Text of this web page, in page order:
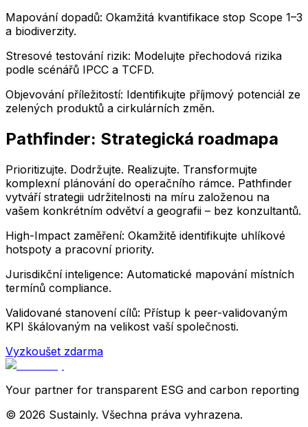
Mapování dopadů: Okamžitá kvantifikace stop Scope 1–3
a biodiverzity.
Stresové testování rizik: Modelujte přechodová rizika
podle scénářů IPCC a TCFD.
Objevování příležitostí: Identifikujte příjmový potenciál ze
zelených produktů a cirkulárních změn.
Pathfinder: Strategická roadmapa
Prioritizujte. Dodržujte. Realizujte. Transformujte
komplexní plánování do operačního rámce. Pathfinder
vytváří strategii udržitelnosti na míru založenou na
vašem konkrétním odvětví a geografii – bez konzultantů.
High-Impact zaměření: Okamžitě identifikujte uhlíkové
hotspoty a pracovní priority.
Jurisdikční inteligence: Automatické mapování místních
termínů compliance.
Validované stanovení cílů: Přístup k peer-validovaným
KPI škálovaným na velikost vaší společnosti.
Vyzkoušet zdarma
Your partner for transparent ESG and carbon reporting
© 2026 Sustainly. Všechna práva vyhrazena.